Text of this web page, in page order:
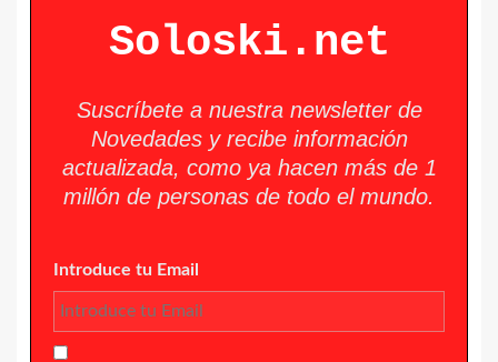
Soloski.net
Suscríbete a nuestra newsletter de
Novedades y recibe información
actualizada, como ya hacen más de 1
millón de personas de todo el mundo.
Introduce tu Email